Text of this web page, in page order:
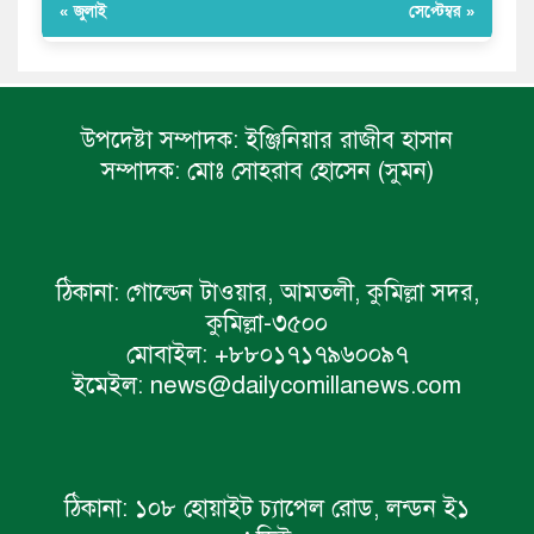
« জুলাই সেপ্টেম্বর »
উপদেষ্টা সম্পাদক: ইঞ্জিনিয়ার রাজীব হাসান
সম্পাদক: মোঃ সোহরাব হোসেন (সুমন)
ঠিকানা: গোল্ডেন টাওয়ার, আমতলী, কুমিল্লা সদর,
কুমিল্লা-৩৫০০
মোবাইল: +৮৮০১৭১৭৯৬০০৯৭
ইমেইল: news@dailycomillanews.com
ঠিকানা: ১০৮ হোয়াইট চ্যাপেল রোড, লন্ডন ই১